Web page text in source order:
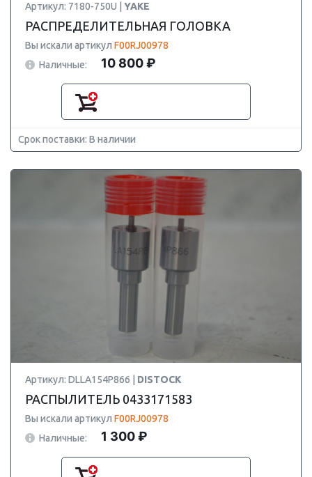
Артикул: 7180-750U | YAKE
РАСПРЕДЕЛИТЕЛЬНАЯ ГОЛОВКА
Вы искали артикул F00RJ00978
Наличные:
10 800 ₽
Срок поставки: В наличии
Артикул: DLLA154P866 | DISTOCK
РАСПЫЛИТЕЛЬ 0433171583
Вы искали артикул F00RJ00978
Наличные:
1 300 ₽